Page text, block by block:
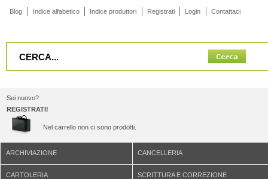
Blog Indice alfabetico Indice produttori Registrati Login Contattaci
Sei nuovo?
REGISTRATI!
Nel carrello non ci sono prodotti.
ARCHIVIAZIONE CANCELLERIA
CARTOLERIA SCRITTURA E CORREZIONE